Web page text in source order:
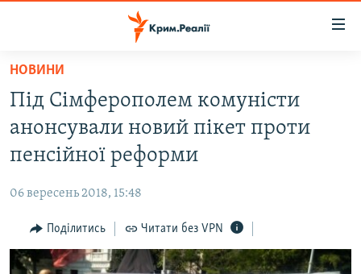
Перейти
основного
матеріалу
до
основної
навігації
Перейти
до
пошуку
ВОДА.КРИМ
ВІДЕО ТА ФОТО
БЛОГИ
ПОГЛЯД
ІНТЕРВ'Ю
НОВИНИ
Під Сімферополем комуністи
анонсували новий пікет проти
пенсійної реформи
06 вересень 2018, 15:48
Поділитись Читати без VPN